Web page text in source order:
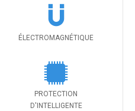
ÉLECTROMAGNÉTIQUE
PROTECTION
D'INTELLIGENTE